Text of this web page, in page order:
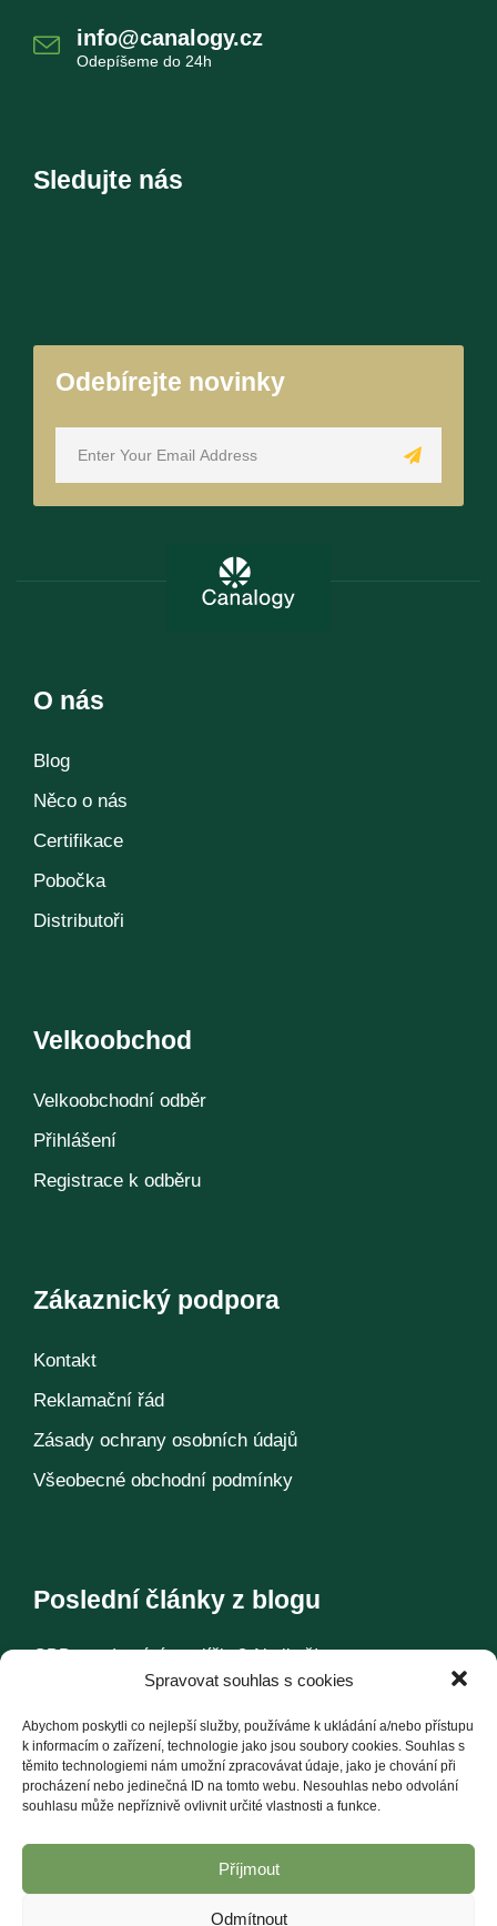
Spravovat souhlas s cookies
Abychom poskytli co nejlepší služby, používáme k ukládání a/nebo přístupu
k informacím o zařízení, technologie jako jsou soubory cookies. Souhlas s
těmito technologiemi nám umožní zpracovávat údaje, jako je chování při
procházení nebo jedinečná ID na tomto webu. Nesouhlas nebo odvolání
souhlasu může nepříznivě ovlivnit určité vlastnosti a funkce.
Příjmout
Odmítnout
info@canalogy.cz
Odepíšeme do 24h
Sledujte nás
Odebírejte novinky
O nás
Blog
Něco o nás
Certifikace
Pobočka
Distributoři
Velkoobchod
Velkoobchodní odběr
Přihlášení
Registrace k odběru
Zákaznický podpora
Kontakt
Reklamační řád
Zásady ochrany osobních údajů
Všeobecné obchodní podmínky
Poslední články z blogu
CBD pro domácí mazlíčky? Ale jistě!
Další články